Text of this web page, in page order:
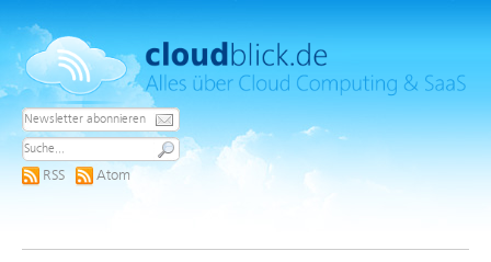
RSS Atom